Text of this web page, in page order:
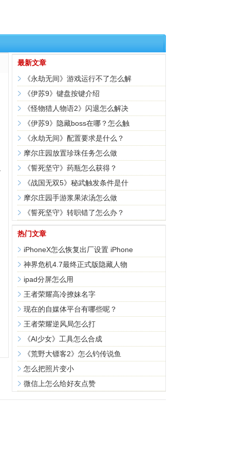
最新文章
《永劫无间》游戏运行不了怎么解
《伊苏9》键盘按键介绍
《怪物猎人物语2》闪退怎么解决
《伊苏9》隐藏boss在哪？怎么触
《永劫无间》配置要求是什么？
摩尔庄园放置珍珠任务怎么做
《誓死坚守》药瓶怎么获得？
《战国无双5》秘武触发条件是什
摩尔庄园手游浆果浓汤怎么做
《誓死坚守》转职错了怎么办？
热门文章
iPhoneX怎么恢复出厂设置 iPhone
神界危机4.7最终正式版隐藏人物
ipad分屏怎么用
王者荣耀高冷撩妹名字
现在的自媒体平台有哪些呢？
王者荣耀逆风局怎么打
《AI少女》工具怎么合成
《荒野大镖客2》怎么钓传说鱼
怎么把照片变小
微信上怎么给好友点赞